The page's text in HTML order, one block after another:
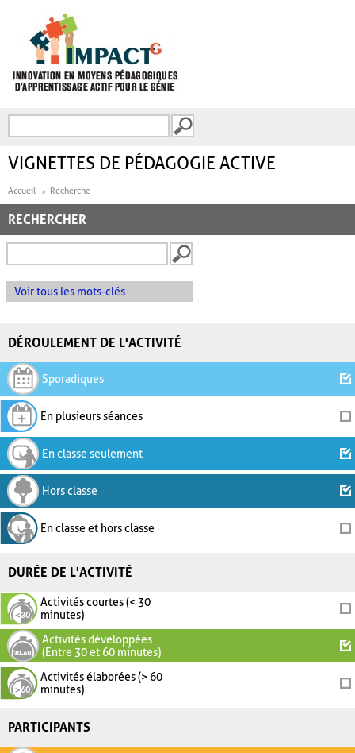
FORMULAIRE DE
VIGNETTES DE PÉDAGOGIE ACTIVE
Accueil Recherche
RECHERCHER
Voir tous les mots-clés
DÉROULEMENT DE L'ACTIVITÉ
Sporadiques
En plusieurs séances
En classe seulement
Hors classe
En classe et hors classe
DURÉE DE L'ACTIVITÉ
Activités courtes (< 30
minutes)
Activités développées
(Entre 30 et 60 minutes)
Activités élaborées (> 60
minutes)
PARTICIPANTS